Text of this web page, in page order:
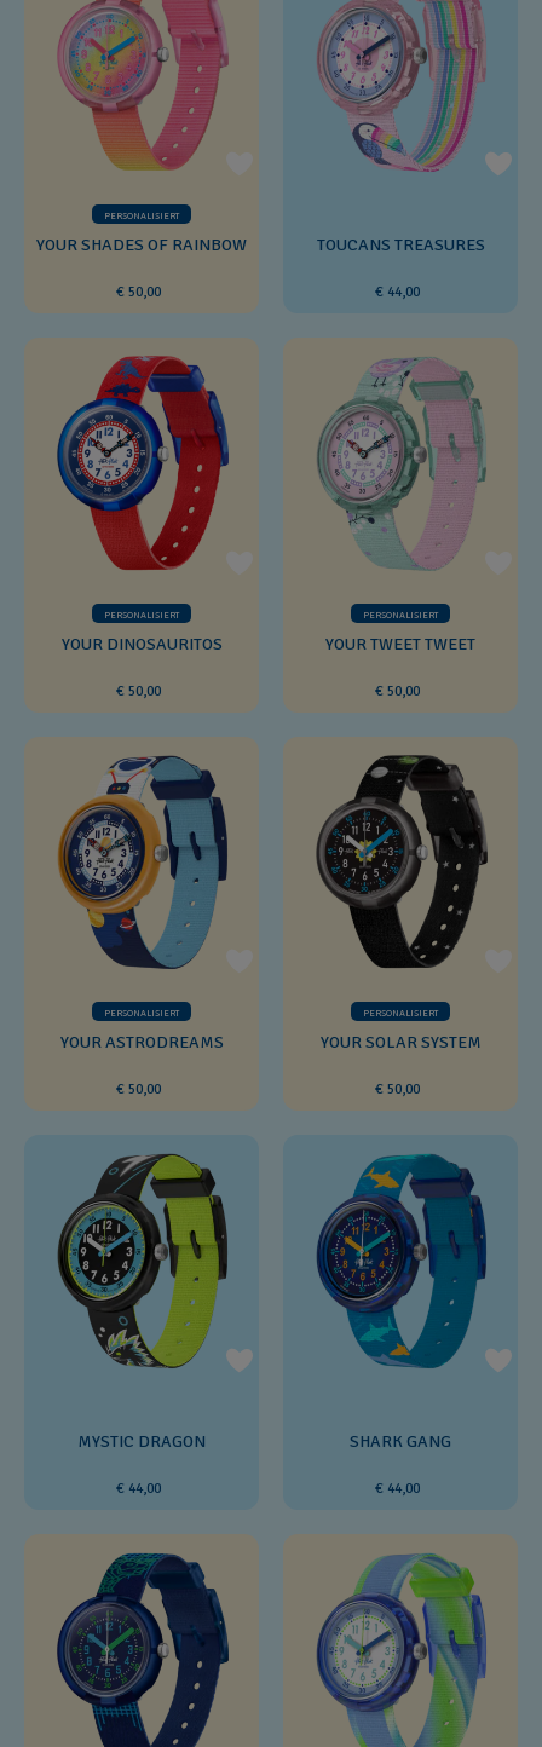
PERSONALISIERT
YOUR SHADES OF RAINBOW
€ 50,00
TOUCANS TREASURES
€ 44,00
PERSONALISIERT
YOUR DINOSAURITOS
€ 50,00
PERSONALISIERT
YOUR TWEET TWEET
€ 50,00
PERSONALISIERT
YOUR ASTRODREAMS
€ 50,00
PERSONALISIERT
YOUR SOLAR SYSTEM
€ 50,00
MYSTIC DRAGON
€ 44,00
SHARK GANG
€ 44,00